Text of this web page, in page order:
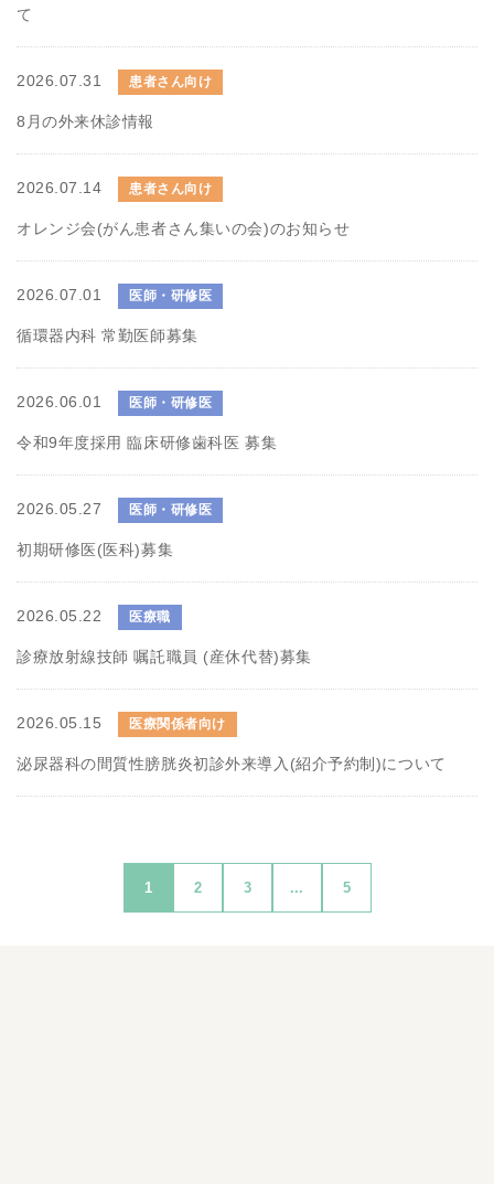
て
2026.07.31 患者さん向け
8月の外来休診情報
2026.07.14 患者さん向け
オレンジ会(がん患者さん集いの会)のお知らせ
2026.07.01 医師・研修医
循環器内科 常勤医師募集
2026.06.01 医師・研修医
令和9年度採用 臨床研修歯科医 募集
2026.05.27 医師・研修医
初期研修医(医科)募集
2026.05.22 医療職
診療放射線技師 嘱託職員 (産休代替)募集
2026.05.15 医療関係者向け
泌尿器科の間質性膀胱炎初診外来導入(紹介予約制)について
1 2 3 ... 5